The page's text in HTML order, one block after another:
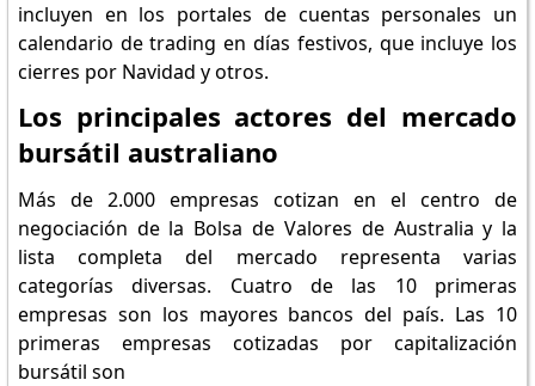
incluyen en los portales de cuentas personales un
calendario de trading en días festivos, que incluye los
cierres por Navidad y otros.
Los principales actores del mercado
bursátil australiano
Más de 2.000 empresas cotizan en el centro de
negociación de la Bolsa de Valores de Australia y la
lista completa del mercado representa varias
categorías diversas. Cuatro de las 10 primeras
empresas son los mayores bancos del país. Las 10
primeras empresas cotizadas por capitalización
bursátil son